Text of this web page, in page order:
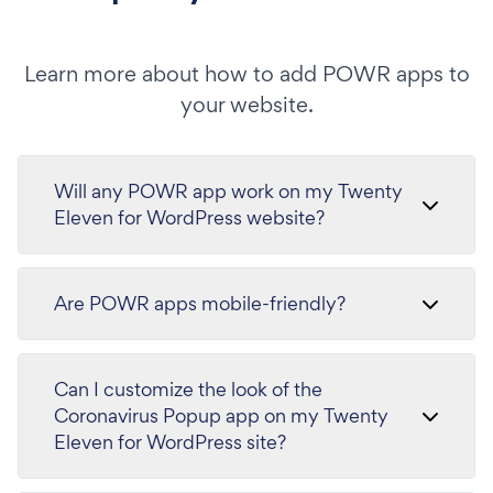
Learn more about how to add POWR apps to
your website.
Will any POWR app work on my Twenty
Eleven for WordPress website?
Are POWR apps mobile-friendly?
Can I customize the look of the
Coronavirus Popup app on my Twenty
Eleven for WordPress site?